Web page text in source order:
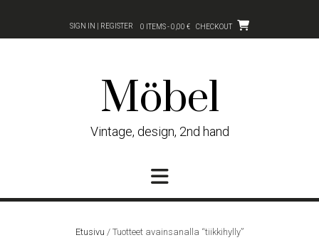
content
SIGN IN | REGISTER 0 ITEMS - 0,00 € CHECKOUT
Möbel
Vintage, design, 2nd hand
Etusivu / Tuotteet avainsanalla “tiikkihylly”